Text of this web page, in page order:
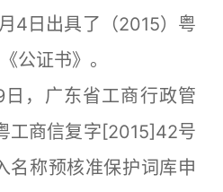
4日出具了（2015）粤
公证书》。
，广东省工商行政管
工商信复字[2015]42号
名称预核准保护词库申